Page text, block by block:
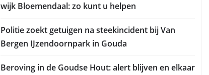
wijk Bloemendaal: zo kunt u helpen
Politie zoekt getuigen na steekincident bij Van
Bergen IJzendoornpark in Gouda
Beroving in de Goudse Hout: alert blijven en elkaar